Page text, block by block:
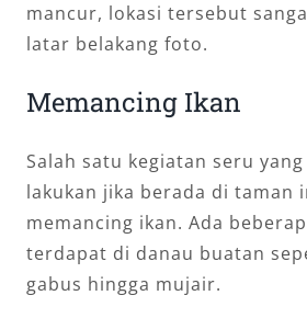
mancur, lokasi tersebut
latar belakang foto.
Memancing Ikan
Salah satu kegiatan seru
lakukan jika berada di taman
memancing ikan. Ada
terdapat di danau buatan
gabus hingga mujair.